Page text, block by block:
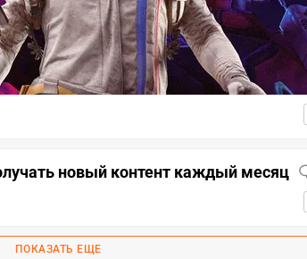
новый контент каждый месяц
ПОКАЗАТЬ ЕЩЕ